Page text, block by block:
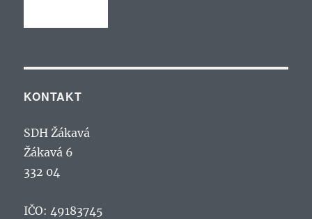
KONTAKT
SDH Žákavá
Žákavá 6
332 04
IČO: 49183745